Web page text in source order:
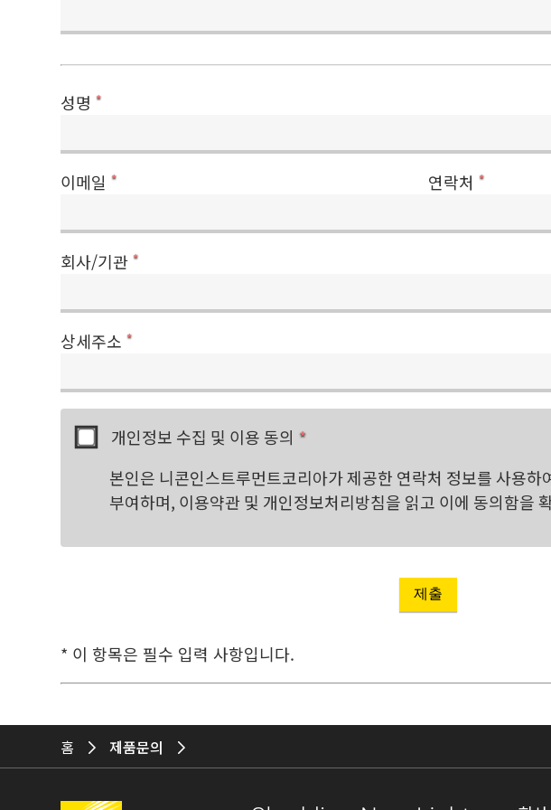
성명*
이메일* 연락처 *
회사/기관*
상세주소*
개인정보 수집 및 이용 동의 *
본인은 니콘인스트루먼트코리아가 제공한 연락처 정보를 사용하
부여하며, 이용약관 및 개인정보처리방침을 읽고 이에 동의함을
제출
* 이 항목은 필수 입력 사항입니다.
홈 제품문의